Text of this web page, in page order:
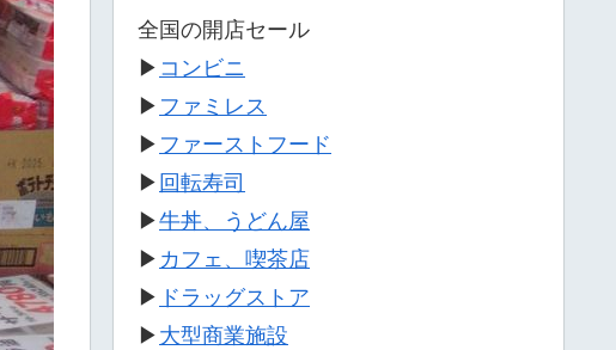
全国の開店セール
▶ コンビニ
▶ ファミレス
▶ ファーストフード
▶ 回転寿司
▶牛丼、うどん屋
▶ カフェ、喫茶店
▶ ドラッグストア
▶ 大型商業施設